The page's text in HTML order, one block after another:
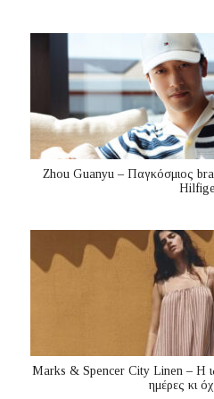
Zhou Guanyu – Παγκόσμιος
Marks & Spencer City Linen – Η
ημέρες κι